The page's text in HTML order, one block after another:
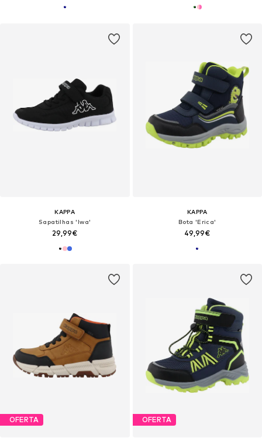
KAPPA
Sapatilhas 'Iwa'
29,99€
KAPPA
Bota 'Erica'
49,99€
OFERTA OFERTA